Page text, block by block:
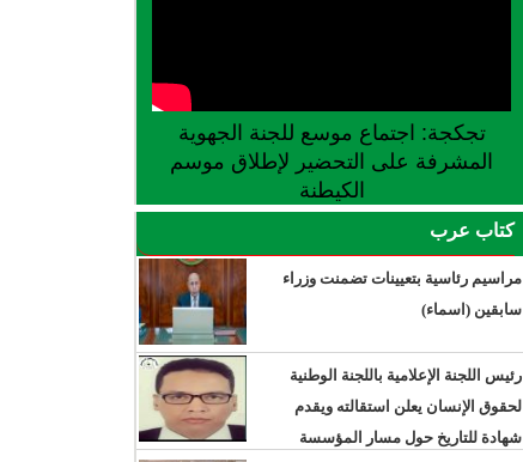
تجكجة: اجتماع موسع للجنة الجهوية
المشرفة على التحضير لإطلاق موسم
الكيطنة
كتاب عرب
مراسيم رئاسية بتعيينات تضمنت وزراء
سابقين (اسماء)
رئيس اللجنة الإعلامية باللجنة الوطنية
لحقوق الإنسان يعلن استقالته ويقدم
شهادة للتاريخ حول مسار المؤسسة